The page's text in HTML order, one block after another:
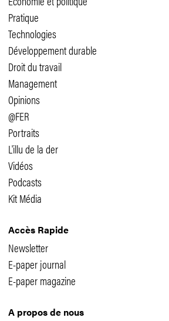
Pratique
Technologies
Développement durable
Droit du travail
Management
Opinions
@FER
Portraits
L'illu de la der
Vidéos
Podcasts
Kit Média
Accès Rapide
Newsletter
E-paper journal
E-paper magazine
A propos de nous